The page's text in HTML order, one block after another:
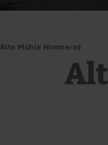
Alte Mühle Himmerod